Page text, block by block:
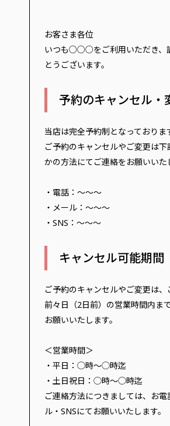
お客さま各位
いつも○○○をご利用いただき、
とうございます。
予約のキャンセル・
当店は完全予約制となっておりま
ご予約のキャンセルやご変更は
かの方法にてご連絡をお願いいた
・電話：～～～
・メール：～～～
・SNS：～～～
キャンセル可能期間
ご予約のキャンセルやご変更は、
前々日（2日前）の営業時間内ま
お願いいたします。
＜営業時間＞
・平日：◯時～◯時迄
・土日祝日：◯時～◯時迄
ご連絡方法につきましては、お電
ル・SNSにてお願いいたします。